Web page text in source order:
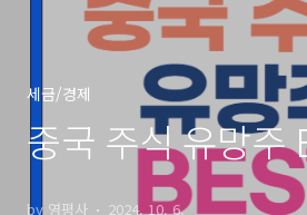
세금/경제
중국 주식 유망주
by 영평사 2024. 10. 6.